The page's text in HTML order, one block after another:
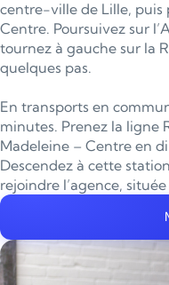
centre-ville de Lille, puis
Centre. Poursuivez sur
tournez à gauche sur la
quelques pas.
En transports en
minutes. Prenez la ligne
Madeleine – Centre en
Descendez à cette
rejoindre l’agence,